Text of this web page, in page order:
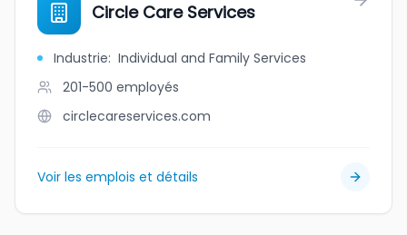
Circle Care Services
Industrie: Individual and Family Services
201-500 employés
circlecareservices.com
Voir les emplois et détails